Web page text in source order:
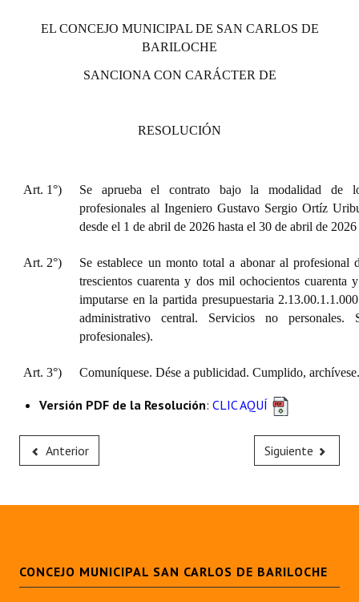
Antiguos Pobladores - Registro
Reconocimientos - Registro
REFORMA DE LA CARTA ORGÁNICA
EL CONCEJO MUNICIPAL DE SAN CARLOS DE
BARILOCHE
SANCIONA CON CARÁCTER DE
RESOLUCIÓN
Art. 1°)
Se aprueba el contrato bajo la modalidad de
profesionales al Ingeniero Gustavo Sergio Ortíz
desde el 1 de abril de 2026 hasta el 30 de abril de
Art. 2°)
Se establece un monto total a abonar al profesional
trescientos cuarenta y dos mil ochocientos cuarenta
imputarse en la partida presupuestaria
administrativo central. Servicios no personales.
profesionales).
Art. 3°) Comuníquese. Dése a publicidad. Cumplido, archívese.
Versión PDF de la Resolución: CLIC AQUÍ
Anterior Siguiente
CONCEJO MUNICIPAL SAN CARLOS DE BARILOCHE